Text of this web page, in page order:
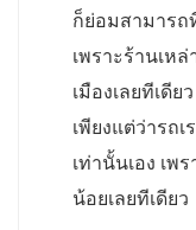
ก็ย่อมสามาร
เพราะร้านเห
เมืองเลยทีเดี
เพียงแต่ว่ารถ
เท่านั้นเอง เพ
น้อยเลยทีเดียว